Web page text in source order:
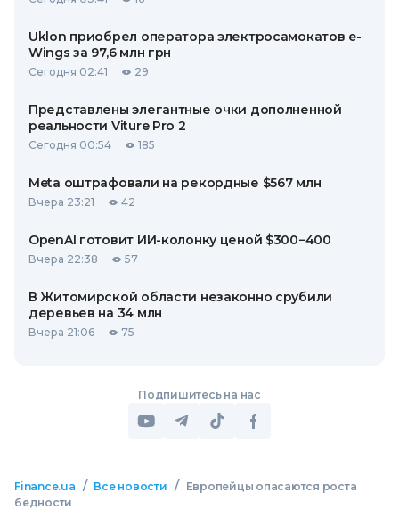
Uklon приобрел оператора электросамокатов e-
Wings за 97,6 млн грн
Сегодня 02:41 29
Представлены элегантные очки дополненной
реальности Viture Pro 2
Сегодня 00:54 185
Meta оштрафовали на рекордные $567 млн
Вчера 23:21 42
OpenAI готовит ИИ-колонку ценой $300−400
Вчера 22:38 57
В Житомирской области незаконно срубили
деревьев на 34 млн
Вчера 21:06 75
Подпишитесь на нас
Finance.ua / Все новости /
Европейцы опасаются роста
бедности